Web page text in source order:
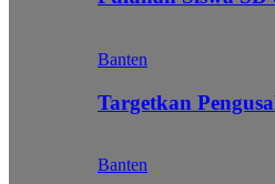
Banten
Targetkan
Banten